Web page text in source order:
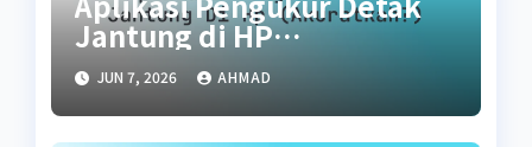
Jantung di HP
(Akuratkah?)
JUN 7, 2026 AHMAD